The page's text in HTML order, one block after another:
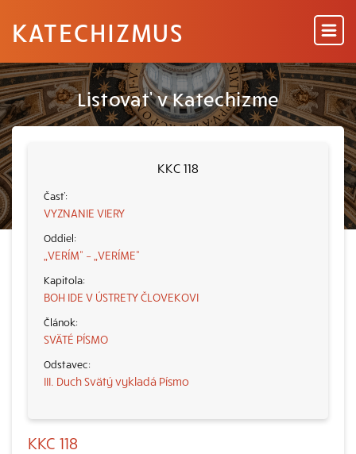
KATECHIZMUS
Listovať v Katechizme
KKC 118
VYZNANIE VIERY
„VERÍM“ – „VERÍME“
BOH IDE V ÚSTRETY ČLOVEKOVI
SVÄTÉ PÍSMO
III. Duch Svätý vykladá Písmo
KKC 118